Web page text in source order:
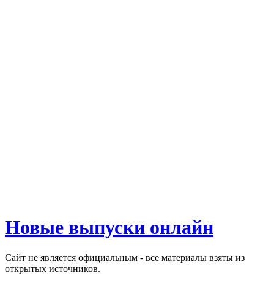
Новые выпуски онлайн
Сайт не является официальным - все материалы взяты из
открытых источников.